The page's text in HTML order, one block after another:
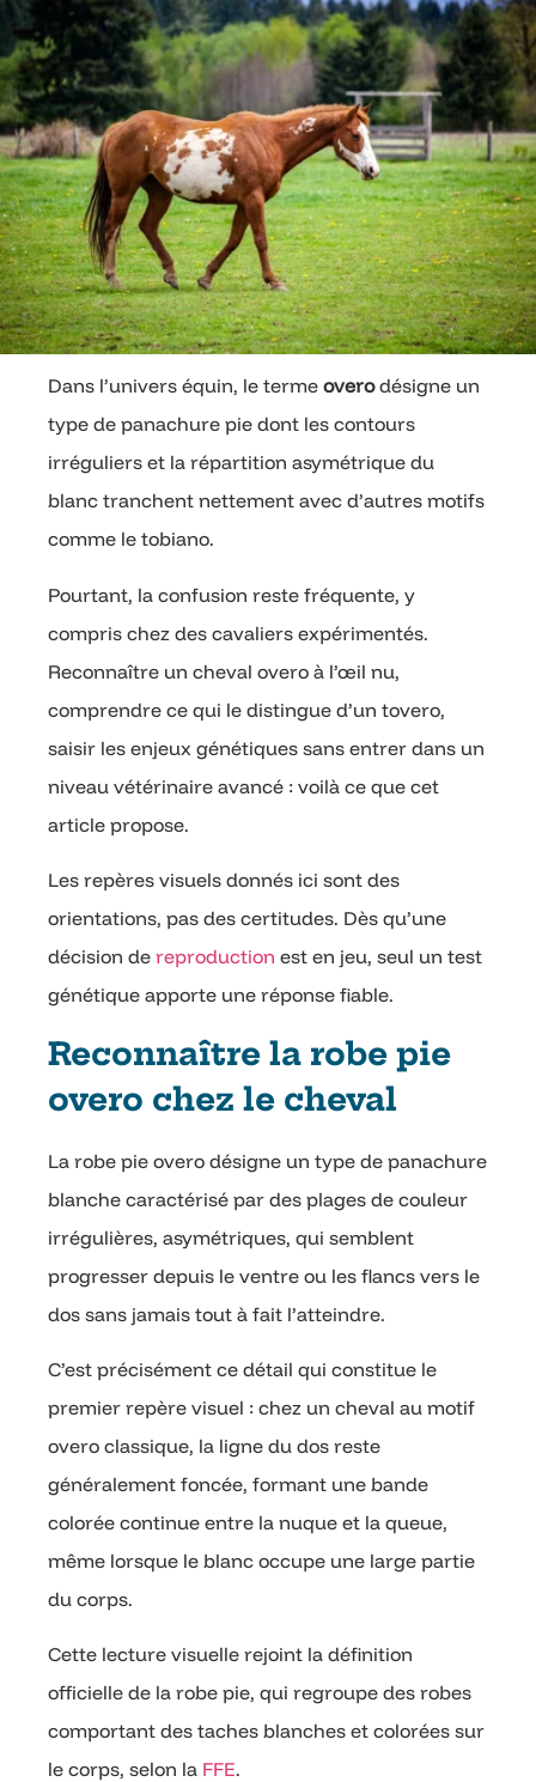
Dans l’univers équin, le terme overodésigne un
type de panachure pie dont les contours
irréguliers et la répartition asymétrique du
blanc tranchent nettement avec d’autres motifs
comme le tobiano.
Pourtant, la confusion reste fréquente, y
compris chez des cavaliers expérimentés.
Reconnaître un cheval overo à l’œil nu,
comprendre ce qui le distingue d’un tovero,
saisir les enjeux génétiques sans entrer dans un
niveau vétérinaire avancé : voilà ce que cet
article propose.
Les repères visuels donnés ici sont des
orientations, pas des certitudes. Dès qu’une
décision de reproduction est en jeu, seul un test
génétique apporte une réponse fiable.
Reconnaître la robe pie
overo chez le cheval
La robe pie overo désigne un type de panachure
blanche caractérisé par des plages de couleur
irrégulières, asymétriques, qui semblent
progresser depuis le ventre ou les flancs vers le
dos sans jamais tout à fait l’atteindre.
C’est précisément ce détail qui constitue le
premier repère visuel : chez un cheval au motif
overo classique, la ligne du dos reste
généralement foncée, formant une bande
colorée continue entre la nuque et la queue,
même lorsque le blanc occupe une large partie
du corps.
Cette lecture visuelle rejoint la définition
officielle de la robe pie, qui regroupe des robes
comportant des taches blanches et colorées sur
le corps, selon la FFE.